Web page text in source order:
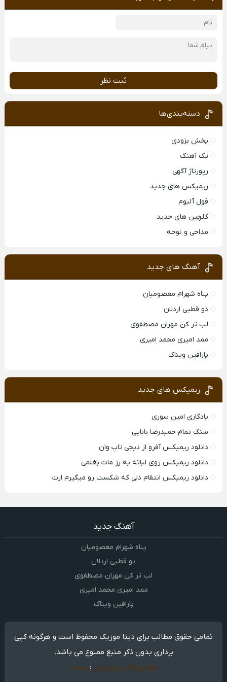
ثبت نظر
دسته‌بندی‌ها
پخش بزودی
تک آهنگ
رپورتاژ آگهی
ریمیکس های جدید
فول آلبوم
گلچین های جدید
مداحی و نوحه
آهنگ های جدید
پناه شهرام معصومیان
دو قطبی اردلان
لب تر کن مهران مصطفوی
ممد امیری محمد امیری
پارافین ویناک
ریمیکس های جدید
یادگاری امین سوری
سنگ تمام حمیدرضا بابایی
دانلود ریمیکس آفرو از ديجی تاپ وان
دانلود ریمیکس روی لباته یه رژ مات بغلمی
دانلود ریمیکس انتقام دلی که شکست رو میگیرم ازت
آهنگ جدید
پناه شهرام معصومیان
دو قطبی اردلان
لب تر کن مهران مصطفوی
ممد امیری محمد امیری
پارافین ویناک
تمامی حقوق مطالب برای دیتا موزیک محفوظ است و هرگونه کپی
برداری بدون ذکر منبع ممنوع می باشد.
طراحی قالب وردپرس : وبیت